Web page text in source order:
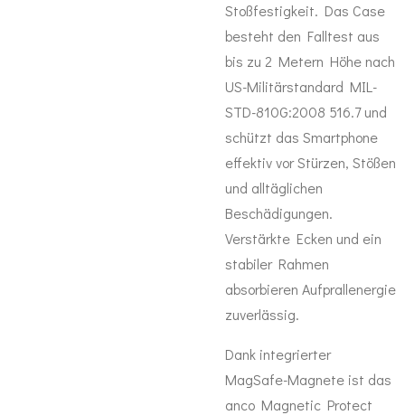
Stoßfestigkeit. Das Case
besteht den Falltest aus
bis zu 2 Metern Höhe nach
US-Militärstandard MIL-
STD-810G:2008 516.7 und
schützt das Smartphone
effektiv vor Stürzen, Stößen
und alltäglichen
Beschädigungen.
Verstärkte Ecken und ein
stabiler Rahmen
absorbieren Aufprallenergie
zuverlässig.
Dank integrierter
MagSafe-Magnete ist das
anco Magnetic Protect